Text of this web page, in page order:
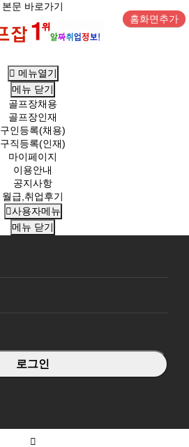
본문 바로가기
홈화면추가
메뉴열기
메뉴 닫기
골프장채용
골프장인재
구인등록(채용)
구직등록(인재)
마이페이지
이용안내
공지사항
월급,취업후기
사용자메뉴
메뉴 닫기